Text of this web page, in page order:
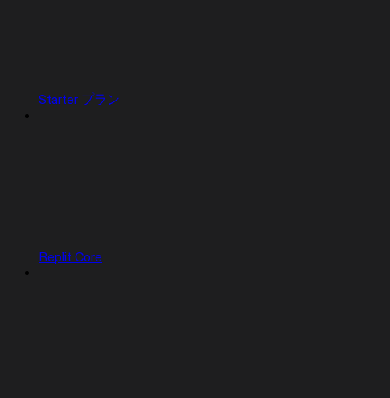
Starter プラン
Replit Core